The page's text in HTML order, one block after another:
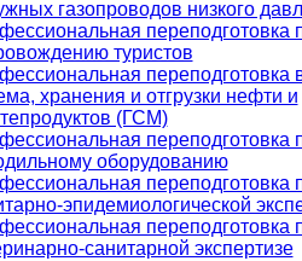
газопроводов низкого
переподготовка
туристов
переподготовка
хранения и отгрузки нефти и
(ГСМ)
переподготовка
оборудованию
переподготовка
эпидемиологической
переподготовка
санитарной экспертизе